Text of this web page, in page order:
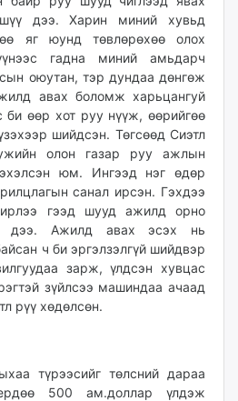
дээ. Харин миний хувьд
яг юунд төвлөрөхөө олох
гадна миний амьдарч
оюутан, тэр дундаа дөнгөж
авах боломж харьцангуй
би өөр хот руу нүүж, өөрийгөө
шийдсэн. Төгсөөд Сиэтл
олон газар руу ажлын
юм. Ингээд нэг өдөр
санал ирсэн. Гэхдээ
ирлээ гээд шууд ажилд орно
дээ. Ажилд авах эсэх нь
ч би эргэлзэлгүй шийдвэр
зарж, үлдсэн хувцас
зүйлсээ машиндаа ачаад
рүү хөдөлсөн.
түрээсийг төлсний дараа
500 ам.доллар үлдэж